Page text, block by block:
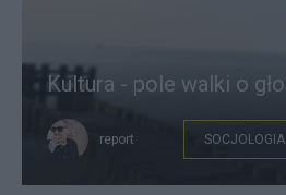
Kultura - pole walki o
report SOCJOLOGIA